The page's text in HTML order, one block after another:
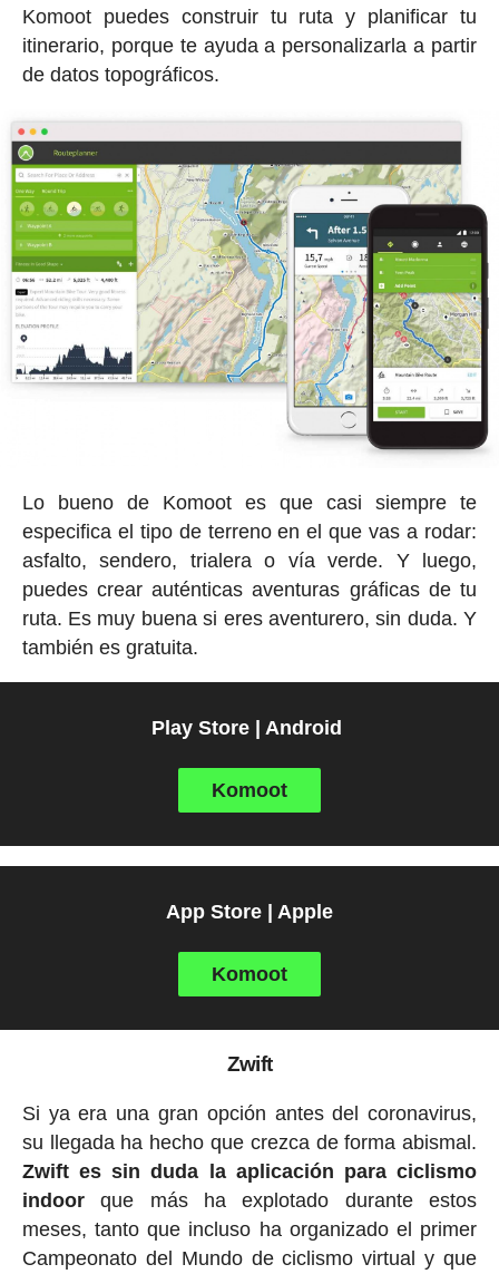
Komoot puedes construir tu ruta y planificar tu
itinerario, porque te ayuda a personalizarla a partir
de datos topográficos.
Lo bueno de Komoot es que casi siempre te
especifica el tipo de terreno en el que vas a rodar:
asfalto, sendero, trialera o vía verde. Y luego,
puedes crear auténticas aventuras gráficas de tu
ruta. Es muy buena si eres aventurero, sin duda. Y
también es gratuita.
Play Store | Android
Komoot
App Store | Apple
Komoot
Zwift
Si ya era una gran opción antes del coronavirus,
su llegada ha hecho que crezca de forma abismal.
Zwift es sin duda la aplicación para ciclismo
indoorque más ha explotado durante estos
meses, tanto que incluso ha organizado el primer
Campeonato del Mundo de ciclismo virtual y que